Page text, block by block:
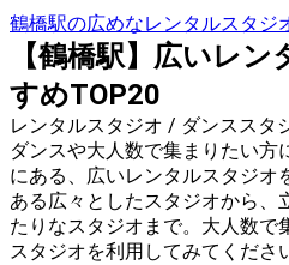
鶴橋駅の広めなレンタルスタジ
【鶴橋駅】広いレ
すめTOP20
レンタルスタジオ / ダンススタ
ダンスや大人数で集まりたい方
にある、広いレンタルスタジオ
ある広々としたスタジオから、
たりなスタジオまで。大人数で
スタジオを利用してみてくださ